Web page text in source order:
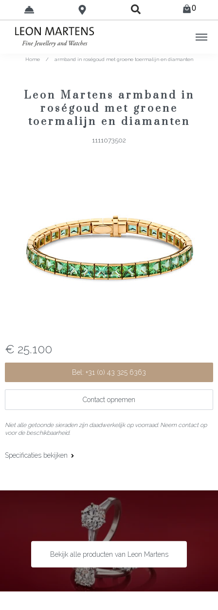
0
Home / armband in roségoud met groene toermalijn en diamanten
Leon Martens armband in
roségoud met groene
toermalijn en diamanten
1111073502
€ 25.100
Bel: +31 (0) 43 325 6363
Contact opnemen
Niet alle getoonde sieraden zijn daadwerkelijk op voorraad. Neem contact op
voor de beschikbaarheid.
Specificaties bekijken
Groene toermalijn en diamant
Princess (GT) en briljant (D)
22.49 ct (GT) en 0.06 ct (D)
18,0 cm
Bekijk alle producten van Leon Martens